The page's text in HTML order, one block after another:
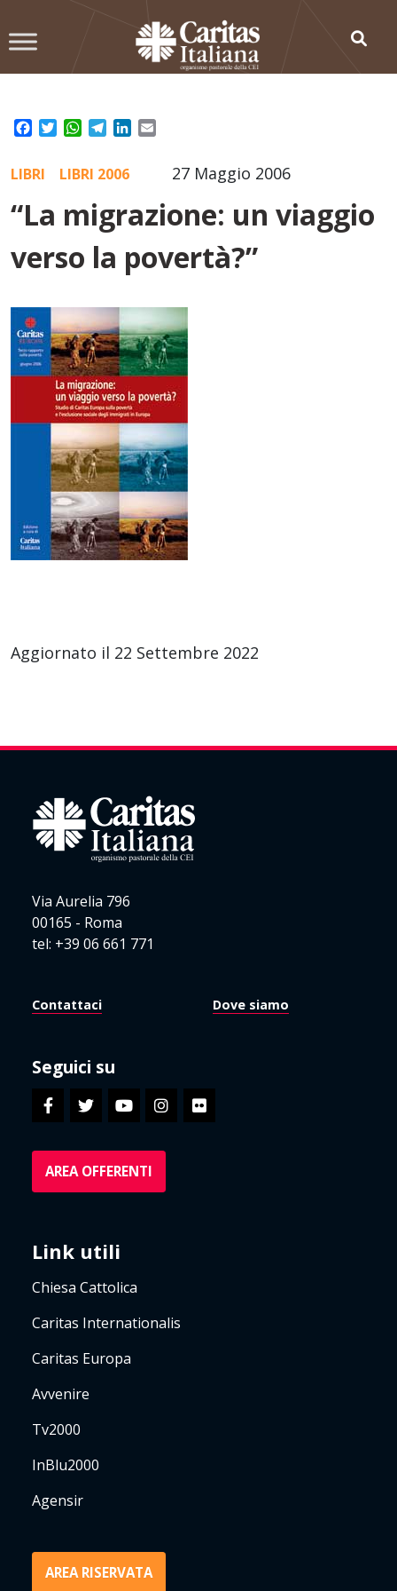
to
Facebook
TwitterWhatsApp
TelegramLinkedIn
27 Maggio 2006
LIBRI LIBRI 2006
“La migrazione: un viaggio
verso la povertà?”
Aggiornato il 22 Settembre 2022
Via Aurelia 796
00165 - Roma
tel: +39 06 661 771
Contattaci Dove siamo
Seguici su
AREA OFFERENTI
Link utili
Chiesa Cattolica
Caritas Internationalis
Caritas Europa
Avvenire
Tv2000
InBlu2000
Agensir
AREA RISERVATA